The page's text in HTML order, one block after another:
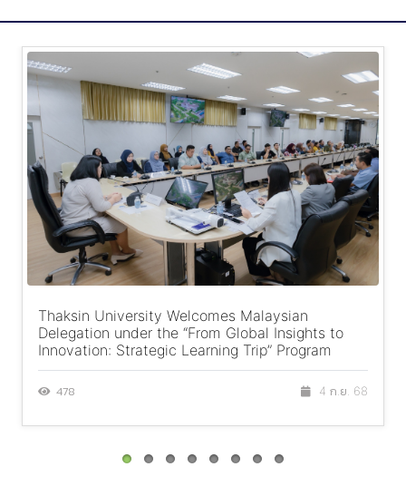
Thaksin University Welcomes Malaysian
Delegation under the “From Global Insights to
Innovation: Strategic Learning Trip” Program
478 4 ก.ย. 68